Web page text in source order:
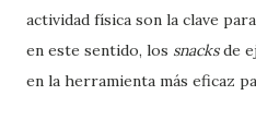
actividad física son la clave
en este sentido, los snacksde
en la herramienta más eficaz